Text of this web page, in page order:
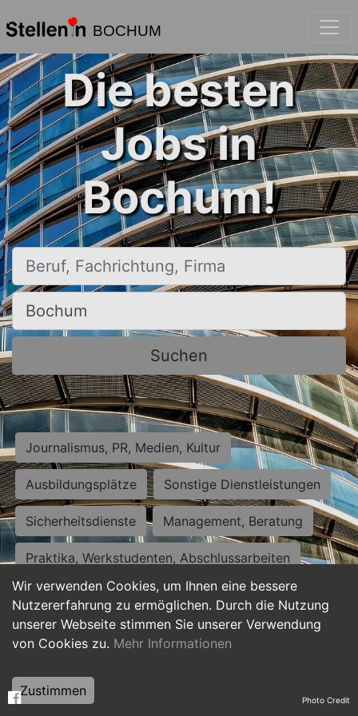
BOCHUM
Wir verwenden Cookies, um Ihnen eine bessere
Nutzererfahrung zu ermöglichen. Durch die Nutzung
unserer Webseite stimmen Sie unserer Verwendung
von Cookies zu. Mehr Informationen
Zustimmen
Die besten
Jobs in
Bochum!
Beruf, Fachrichtung, Firma
Ort, Stadt
Suchen
Journalismus, PR, Medien, Kultur
Ausbildungsplätze Sonstige Dienstleistungen
Sicherheitsdienste Management, Beratung
Praktika, Werkstudenten, Abschlussarbeiten
Personalwesen Assistenz, Sekretariat
Hilfskräfte, Aushilfs- und Nebenjobs
Weiterbildung, Studium, duale Ausbildung Photo Credit